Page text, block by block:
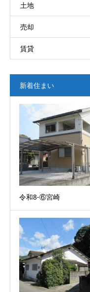
土地
売却
賃貸
新着住まい
令和8-⑥宮崎